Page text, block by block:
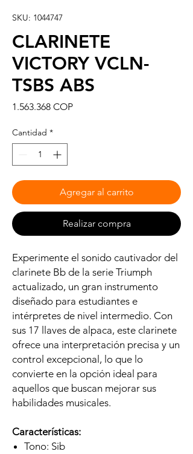
SKU: 1044747
CLARINETE
VICTORY VCLN-
TSBS ABS
1.563.368 COPPrecio
Cantidad *
Agregar al carrito
Realizar compra
Experimente el sonido cautivador del
clarinete Bb de la serie Triumph
actualizado, un gran instrumento
diseñado para estudiantes e
intérpretes de nivel intermedio. Con
sus 17 llaves de alpaca, este clarinete
ofrece una interpretación precisa y un
control excepcional, lo que lo
convierte en la opción ideal para
aquellos que buscan mejorar sus
habilidades musicales.
Características:
Tono: Sib